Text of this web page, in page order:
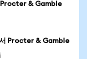
& Gamble
Procter & Gamble